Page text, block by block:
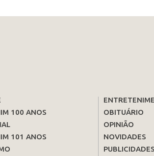
100 ANOS
101 ANOS
OBITUÁRIO
OPINIÃO
NOVIDADES